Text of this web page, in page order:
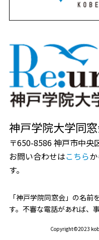
神戸学院大学同
〒650-8586 神戸市中
お問い合わせはこちら
す。
「神戸学院同窓会」の名
す。不審な電話があれば、
Copyright©2023